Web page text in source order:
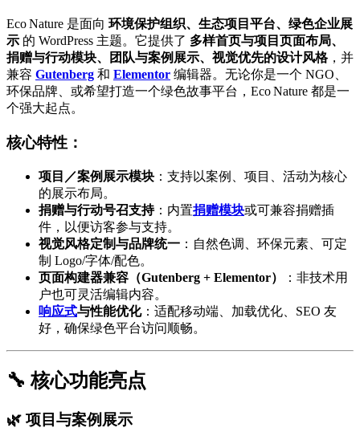
Eco Nature 是面向 环境保护组织、生态项目平台、绿色企业展
示 的 WordPress 主题。它提供了 多样首页与项目页面布局、
捐赠与行动模块、团队与案例展示、视觉优先的设计风格，并
兼容 Gutenberg 和 Elementor 编辑器。无论你是一个 NGO、
环保品牌、或希望打造一个绿色故事平台，Eco Nature 都是一
个强大起点。
核心特性：
项目／案例展示模块 ：支持以案例、项目、活动为核心
的展示布局。
捐赠与行动号召支持：内置捐赠模块或可兼容捐赠插
件，以便访客参与支持。
视觉风格定制与品牌统一 ：自然色调、环保元素、可定
制 Logo/字体/配色。
页面构建器兼容（Gutenberg + Elementor）
：非技术用
户也可灵活编辑内容。
响应式与性能优化：适配移动端、加载优化、SEO 友
好，确保绿色平台访问顺畅。
🔧 核心功能亮点
🌿 项目与案例展示